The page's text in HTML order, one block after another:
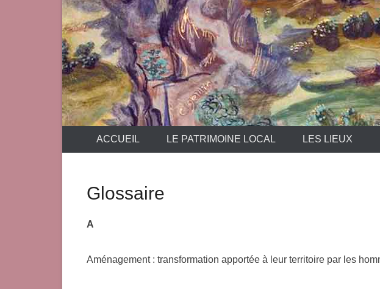
ACCUEIL LE PATRIMOINE LOCAL LES LIEUX
Glossaire
A
Aménagement : transformation apportée à leur territoire par les